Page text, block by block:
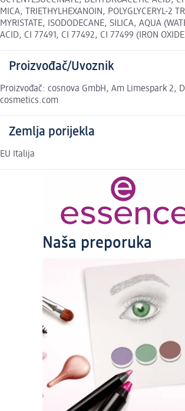
MICA, TRIETHYLHEXANOIN, POLYGLYCERYL-2
MYRISTATE, ISODODECANE, SILICA, AQUA
ACID, CI 77491, CI 77492, CI 77499 (IRON
Proizvođač/Uvoznik
Proizvođač: cosnova GmbH, Am Limespark 2,
cosmetics.com
Zemlja porijekla
EU Italija
Naša preporuka